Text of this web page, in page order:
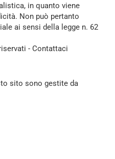
in quanto viene
Non può pertanto
ai sensi della legge n. 62
- Contattaci
sito sono gestite da